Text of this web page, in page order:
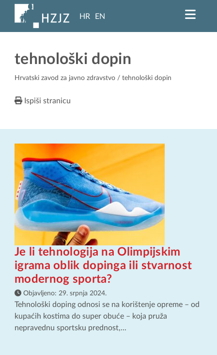
HR EN
tehnološki dopin
Hrvatski zavod za javno zdravstvo / tehnološki dopin
Ispiši stranicu
Je li tehnologija na Olimpijskim
igrama oblik dopinga ili stvarnost
modernog sporta?
Objavljeno: 29. srpnja 2024.
Tehnološki doping odnosi se na korištenje opreme – od
kupaćih kostima do super obuće – koja pruža
nepravednu sportsku prednost,...